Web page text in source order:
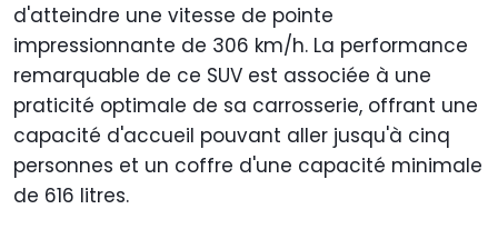
d'atteindre une vitesse de pointe
impressionnante de 306 km/h. La performance
remarquable de ce SUV est associée à une
praticité optimale de sa carrosserie, offrant une
capacité d'accueil pouvant aller jusqu'à cinq
personnes et un coffre d'une capacité minimale
de 616 litres.